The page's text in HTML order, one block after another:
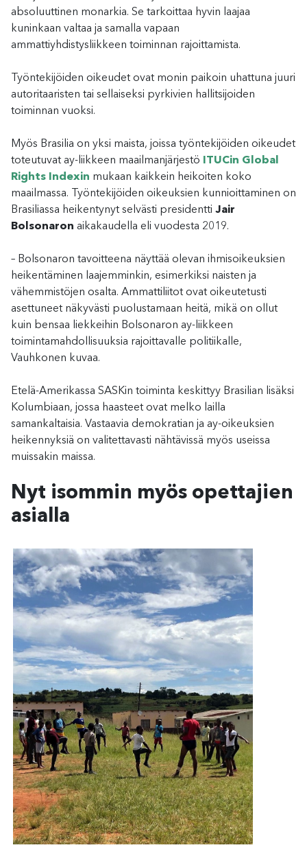
absoluuttinen monarkia. Se tarkoittaa hyvin laajaa
kuninkaan valtaa ja samalla vapaan
ammattiyhdistysliikkeen toiminnan rajoittamista.
Työntekijöiden oikeudet ovat monin paikoin uhattuna juuri
autoritaaristen tai sellaiseksi pyrkivien hallitsijoiden
toiminnan vuoksi.
Myös Brasilia on yksi maista, joissa työntekijöiden oikeudet
toteutuvat ay-liikkeen maailmanjärjestö
ITUCin Global
Rights Indexin mukaan kaikkein heikoiten koko
maailmassa. Työntekijöiden oikeuksien kunnioittaminen on
Brasiliassa heikentynyt selvästi presidentti Jair
Bolsonaron aikakaudella eli vuodesta 2019.
– Bolsonaron tavoitteena näyttää olevan ihmisoikeuksien
heikentäminen laajemminkin, esimerkiksi naisten ja
vähemmistöjen osalta. Ammattiliitot ovat oikeutetusti
asettuneet näkyvästi puolustamaan heitä, mikä on ollut
kuin bensaa liekkeihin Bolsonaron ay-liikkeen
toimintamahdollisuuksia rajoittavalle politiikalle,
Vauhkonen kuvaa.
Etelä-Amerikassa SASKin toiminta keskittyy Brasilian lisäksi
Kolumbiaan, jossa haasteet ovat melko lailla
samankaltaisia. Vastaavia demokratian ja ay-oikeuksien
heikennyksiä on valitettavasti nähtävissä myös useissa
muissakin maissa.
Nyt isommin myös opettajien
asialla